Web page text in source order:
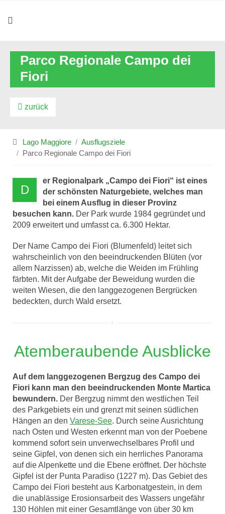
Parco Regionale Campo dei
Fiori
zurück
Lago Maggiore
Ausflugsziele
Parco Regionale Campo dei Fiori
D
er Regionalpark „Campo dei Fiori“ ist eines
der schönsten Naturgebiete, welches man
bei einem Ausflug in dieser Provinz
besuchen kann. Der Park wurde 1984 gegründet und
2009 erweitert und umfasst ca. 6.300 Hektar.
Der Name Campo dei Fiori (Blumenfeld) leitet sich
wahrscheinlich von den beeindruckenden Blüten (vor
allem Narzissen) ab, welche die Weiden im Frühling
färbten. Mit der Aufgabe der Beweidung wurden die
weiten Wiesen, die den langgezogenen Bergrücken
bedeckten, durch Wald ersetzt.
Atemberaubende Ausblicke
Auf dem langgezogenen Bergzug des Campo dei
Fiori kann man den beeindruckenden Monte Martica
bewundern. Der Bergzug nimmt den westlichen Teil
des Parkgebiets ein und grenzt mit seinen südlichen
Hängen an den Varese-See. Durch seine Ausrichtung
nach Osten und Westen erkennt man von der Poebene
kommend sofort sein unverwechselbares Profil und
seine Gipfel, von denen sich ein herrliches Panorama
auf die Alpenkette und die Ebene eröffnet. Der höchste
Gipfel ist der Punta Paradiso (1227 m). Das Gebiet des
Campo dei Fiori besteht aus Karbonatgestein, in dem
die unablässige Erosionsarbeit des Wassers ungefähr
130 Höhlen mit einer Gesamtlänge von über 30 km